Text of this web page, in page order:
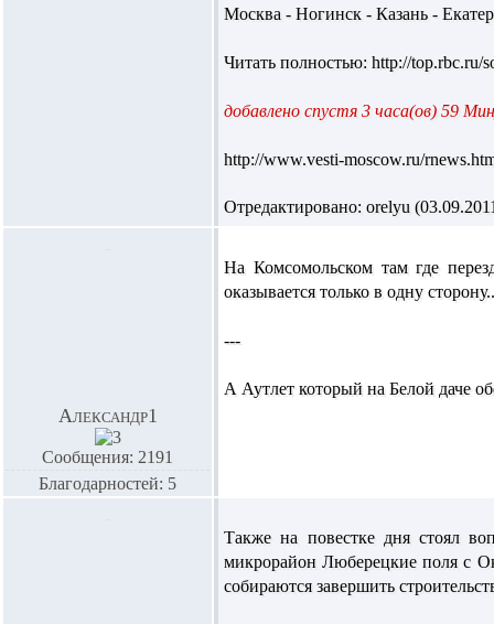
Москва - Ногинск - Казань -
Читать полностью: http://top.rbc.ru/
добавлено спустя 3 часа(ов) 59
http://www.vesti-moscow.ru/
Отредактировано: orelyu
Александр1
Сообщения: 2191
Благодарностей: 5
На Комсомольском там где
оказывается только в одну
---
А Аутлет который на Белой даче
Также на повестке дня стоял
микрорайон Люберецкие поля с
собираются завершить